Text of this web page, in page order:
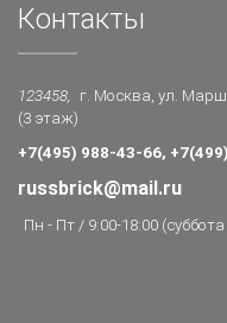
Контакты
123458, г. Москва, ул.
(3 этаж)
+7(495) 988-43-66,
russbrick@mail.ru
Пн - Пт / 9:00-18:00